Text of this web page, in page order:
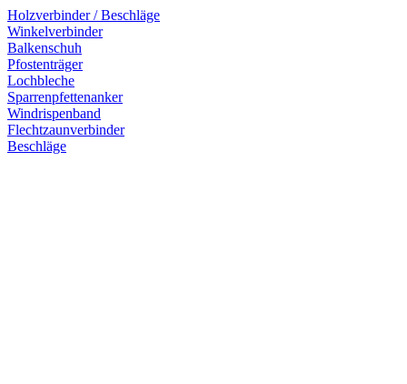
Holzverbinder / Beschläge
Winkelverbinder
Balkenschuh
Pfostenträger
Lochbleche
Sparrenpfettenanker
Windrispenband
Flechtzaunverbinder
Beschläge